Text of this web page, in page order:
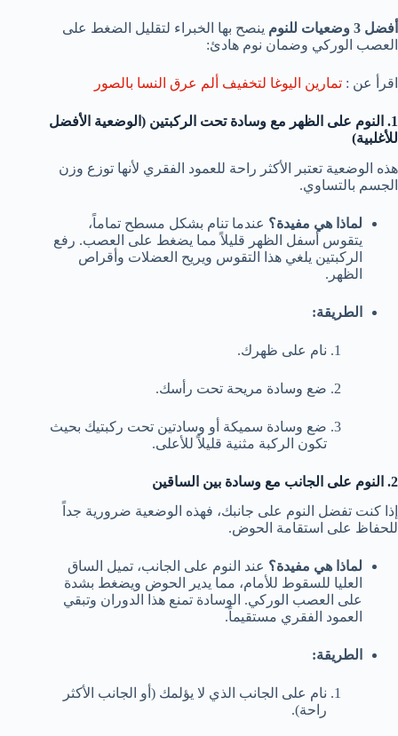
أفضل 3 وضعيات للنوم
ينصح بها الخبراء لتقليل الضغط على
العصب الوركي وضمان نوم هادئ:
اقرأ عن : تمارين اليوغا لتخفيف ألم عرق النسا بالصور
1. النوم على الظهر مع وسادة تحت الركبتين (الوضعية الأفضل
للأغلبية)
هذه الوضعية تعتبر الأكثر راحة للعمود الفقري لأنها توزع وزن
الجسم بالتساوي.
لماذا هي مفيدة؟ عندما تنام بشكل مسطح تماماً،
يتقوس أسفل الظهر قليلاً مما يضغط على العصب. رفع
الركبتين يلغي هذا التقوس ويريح العضلات وأقراص
الظهر.
الطريقة:
نام على ظهرك.
ضع وسادة مريحة تحت رأسك.
ضع وسادة سميكة أو وسادتين تحت ركبتيك بحيث
تكون الركبة مثنية قليلاً للأعلى.
2. النوم على الجانب مع وسادة بين الساقين
إذا كنت تفضل النوم على جانبك، فهذه الوضعية ضرورية جداً
للحفاظ على استقامة الحوض.
لماذا هي مفيدة؟ عند النوم على الجانب، تميل الساق
العليا للسقوط للأمام، مما يدير الحوض ويضغط بشدة
على العصب الوركي. الوسادة تمنع هذا الدوران وتبقي
العمود الفقري مستقيماً.
الطريقة:
نام على الجانب الذي لا يؤلمك (أو الجانب الأكثر
راحة).